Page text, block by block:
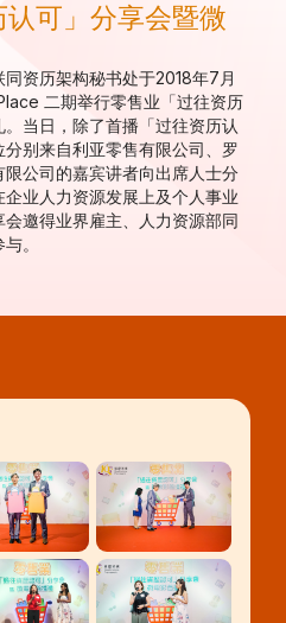
可」分享会暨微
资历架构秘书处于2018年7月
二期举行零售业「过往资历
当日，除了首播「过往资历认
别来自利亚零售有限公司、罗
公司的嘉宾讲者向出席人士分
业人力资源发展上及个人事业
邀得业界雇主、人力资源部同
。